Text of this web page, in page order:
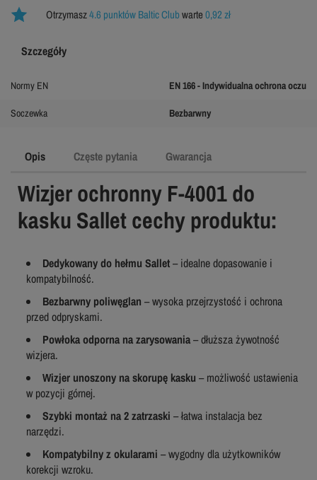
Otrzymasz4.6 punktów Baltic Clubwarte0,92 zł
Opis Częste pytania Gwarancja
Wizjer ochronny F-4001 do
kasku Sallet cechy produktu:
Dedykowany do hełmu Sallet– idealne dopasowanie i
kompatybilność.
Bezbarwny poliwęglan – wysoka przejrzystość i ochrona
przed odpryskami.
Powłoka odporna na zarysowania– dłuższa żywotność
wizjera.
Wizjer unoszony na skorupę kasku – możliwość ustawienia
w pozycji górnej.
Szybki montaż na 2 zatrzaski – łatwa instalacja bez
narzędzi.
Kompatybilny z okularami – wygodny dla użytkowników
korekcji wzroku.
Szczegóły
Normy EN EN 166 - Indywidualna ochrona oczu
Soczewka Bezbarwny